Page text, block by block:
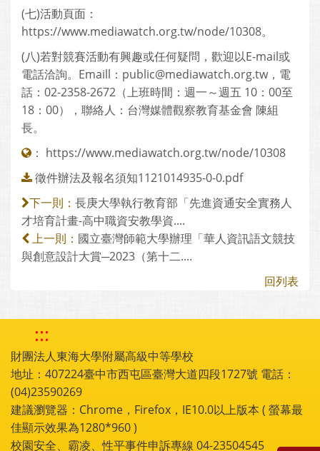
(七)活動頁面：
https://www.mediawatch.org.tw/node/10308。
(八)若對競賽活動有興趣或任何疑問，歡迎以E-mail或
電話洽詢。Emaill：public@mediawatch.org.tw，電
話：02-2358-2672（上班時間：週一～週五 10：00至
18：00），聯絡人：台灣媒體觀察教育基金會 陳組
長。
： https://www.mediawatch.org.tw/node/10308
徵件辦法及報名須知1121014935-0-0.pdf
下一則： 長庚大學執行教育部「先進資通安全實務人
才培育計畫-高中職資安教學資....
上一則： 國立臺灣師範大學辦理「華人資訊語文競技
與創意設計大賞─2023（第十二....
回列表
:::
財團法人東海大學附屬高級中等學校
地址：407224臺中市西屯區臺灣大道四段1727號 電話：
(04)23590269
建議瀏覽器：Chrome，Firefox，IE10.0以上版本 ( 螢幕最
佳顯示效果為1280*960 )
校園安全、霸凌、性平事件申訴專線 04-23504545